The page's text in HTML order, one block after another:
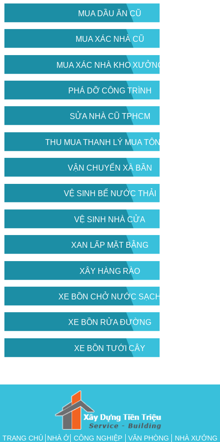
MUA DẦU ĂN CŨ
MUA XÁC NHÀ CŨ
MUA XÁC NHÀ KHO XƯỞNG
PHÁ DỠ CÔNG TRÌNH
SỬA NHÀ CŨ TPHCM
THU MUA THANH LÝ MUA TÔN CŨ
VẬN CHUYỂN XÀ BẦN
VỆ SINH BỂ NƯỚC THẢI
VỆ SINH NHÀ CỬA
XAN LẤP MẶT BẰNG
XÂY HÀNG RÀO
XE BỒN CHỞ NƯỚC SẠCH
XE BỒN RỬA ĐƯỜNG
XE BỒN TƯỚI CÂY
TRANG CHỦ NHÀ Ở CÔNG NGHIỆP VĂN PHÒNG NHÀ XƯỞNG